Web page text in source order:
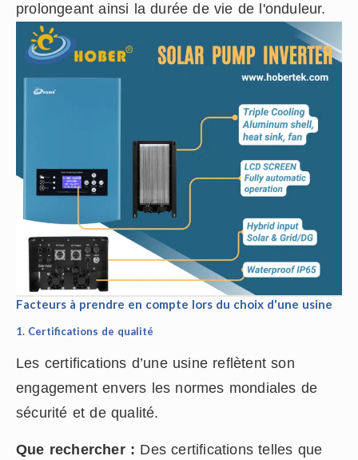
prolongeant ainsi la durée de vie de l'onduleur.
Facteurs à prendre en compte lors du choix d'une usine
1. Certifications de qualité
Les certifications d’une usine reflètent son
engagement envers les normes mondiales de
sécurité et de qualité.
Que rechercher : Des certifications telles que